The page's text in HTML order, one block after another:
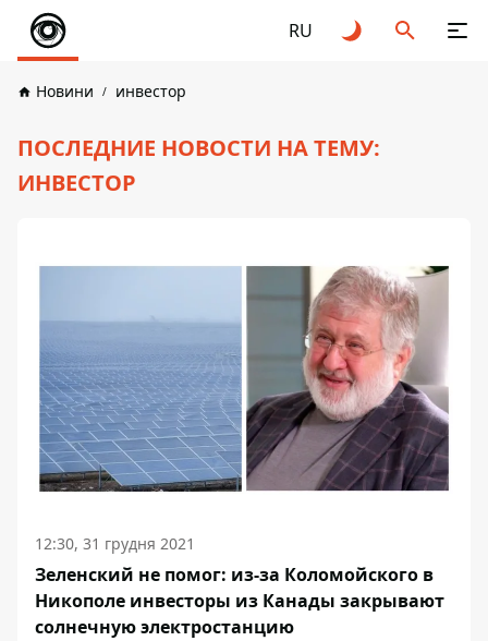
RU
Новини инвестор
ПОСЛЕДНИЕ НОВОСТИ НА ТЕМУ:
ИНВЕСТОР
12:30, 31 грудня 2021
Зеленский не помог: из-за Коломойского в
Никополе инвесторы из Канады закрывают
солнечную электростанцию